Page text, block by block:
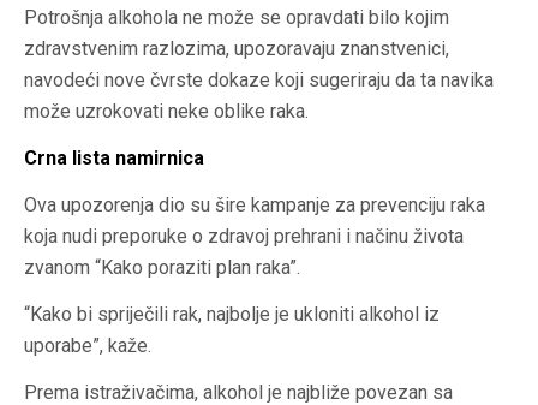
Potrošnja alkohola ne može se opravdati bilo kojim
zdravstvenim razlozima, upozoravaju znanstvenici,
navodeći nove čvrste dokaze koji sugeriraju da ta navika
može uzrokovati neke oblike raka.
Crna lista namirnica
Ova upozorenja dio su šire kampanje za prevenciju raka
koja nudi preporuke o zdravoj prehrani i načinu života
zvanom “Kako poraziti plan raka”.
“Kako bi spriječili rak, najbolje je ukloniti alkohol iz
uporabe”, kaže.
Prema istraživačima, alkohol je najbliže povezan sa